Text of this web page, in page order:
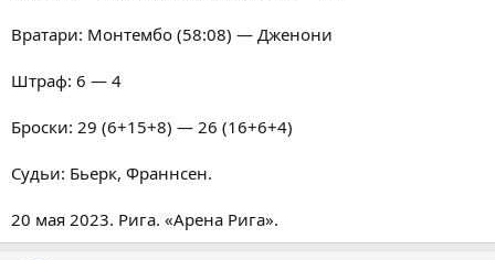
Вратари: Монтембо (58:08) — Дженони
Штраф: 6 — 4
Броски: 29 (6+15+8) — 26 (16+6+4)
Судьи: Бьерк, Франнсен.
20 мая 2023. Рига. «Арена Рига».